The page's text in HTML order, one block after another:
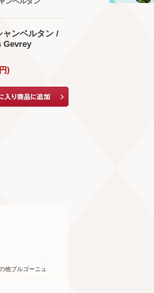
ャンベルタン /
Gevrey
円)
他ブルゴーニュ